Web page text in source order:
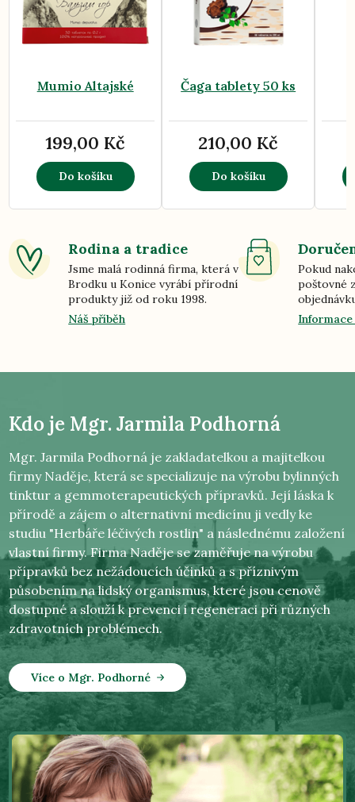
Mumio Altajské
199,00 Kč
Do košíku
Čaga tablety 50 ks
210,00 Kč
Do košíku
Rodina a tradice
Jsme malá rodinná firma, která v
Brodku u Konice vyrábí přírodní
produkty již od roku 1998.
Náš příběh
Pokud
poštovné
Kdo je Mgr. Jarmila Podhorná
Mgr. Jarmila Podhorná je zakladatelkou a majitelkou
firmy Naděje, která se specializuje na výrobu bylinných
tinktur a gemmoterapeutických přípravků. Její láska k
přírodě a zájem o alternativní medicínu ji vedly ke
studiu "Herbáře léčivých rostlin" a následnému založení
vlastní firmy. Firma Naděje se zaměřuje na výrobu
přípravků bez nežádoucích účinků a s příznivým
působením na lidský organismus, které jsou cenově
dostupné a slouží k prevenci i regeneraci při různých
zdravotních problémech.
Více o Mgr. Podhorné